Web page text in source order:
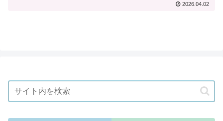
2026.04.02